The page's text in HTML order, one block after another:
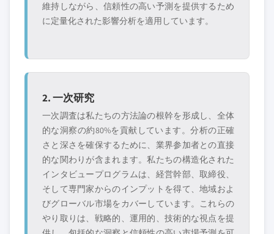
維持しながら、信頼性の高い予測を提供するため
に定量化された影響分析を適用しています。
2. 一次研究
一次調査は私たちの方法論の根幹を形成し、全体
的な洞察の約80%を貢献しています。分析の正確
さと深さを確保するために、業界参加者との直接
的な関わりが含まれます。私たちの構造化された
インタビュープログラムは、経営幹部、取締役、
そして専門家からのインプットを得て、地域およ
びグローバル市場をカバーしています。これらの
やり取りは、戦略的、運用的、技術的な視点を提